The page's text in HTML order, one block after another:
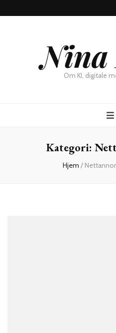
Nina
Om KI, digitale
Kategori:
Hjem /